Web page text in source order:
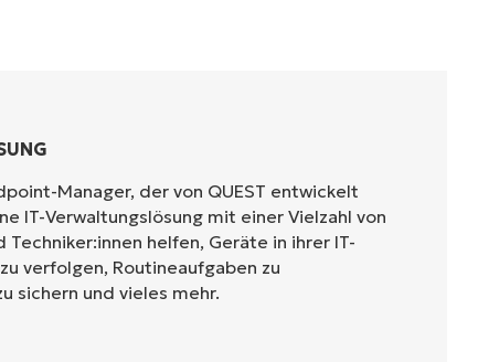
Manager, der von QUEST entwickelt
IT-Verwaltungslösung mit einer Vielzahl von
Techniker:innen helfen, Geräte in ihrer IT-
verfolgen, Routineaufgaben zu
sichern und vieles mehr.